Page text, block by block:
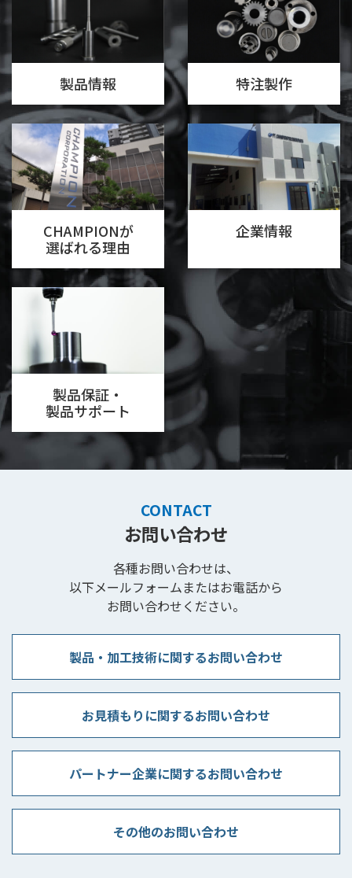
製品情報 特注製作
CHAMPIONが
選ばれる理由
企業情報
製品保証・
製品サポート
CONTACT
お問い合わせ
各種お問い合わせは、
以下メールフォームまたはお電話から
お問い合わせください。
製品・加工技術に関するお問い合わせ
お見積もりに関するお問い合わせ
パートナー企業に関するお問い合わせ
その他のお問い合わせ